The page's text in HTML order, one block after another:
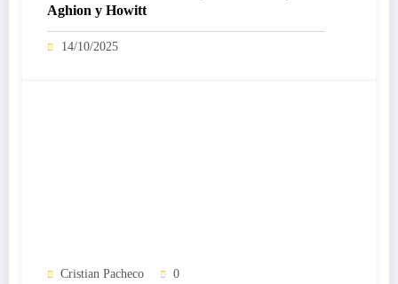
Aghion y Howitt
14/10/2025
Cristian Pacheco 0